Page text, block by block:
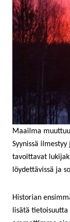
Maailma muuttuu
Syynissä
tavoittavat
löydettävissä ja
Historian
lisätä tietoisuutta